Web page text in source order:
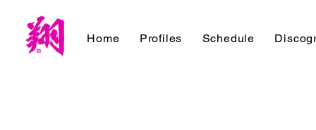
Home Profiles Schedule